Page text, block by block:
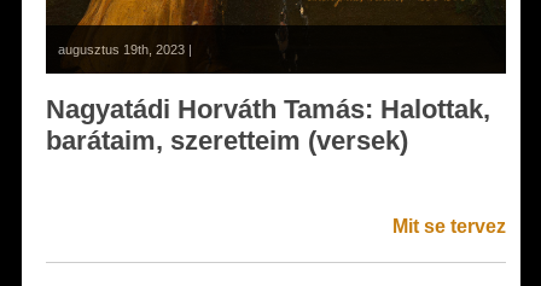
augusztus 19th, 2023 |
Nagyatádi Horváth Tamás: Halottak,
barátaim, szeretteim (versek)
Mit se tervez